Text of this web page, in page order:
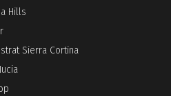
Hills
Sierra Cortina